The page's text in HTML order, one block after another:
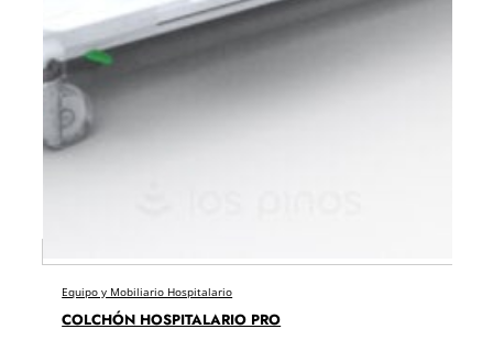
Equipo y Mobiliario Hospitalario
COLCHÓN HOSPITALARIO PRO